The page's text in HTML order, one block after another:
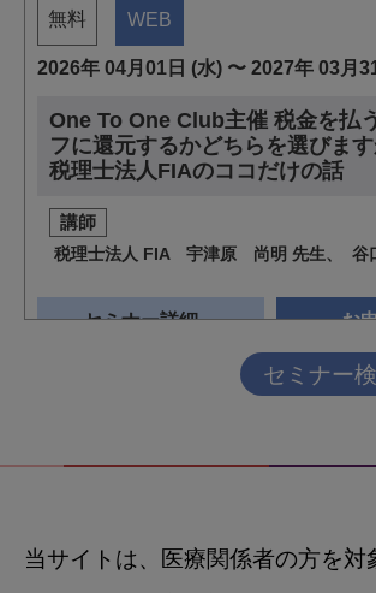
セミナー
当サイトは、医療関係者の方を対